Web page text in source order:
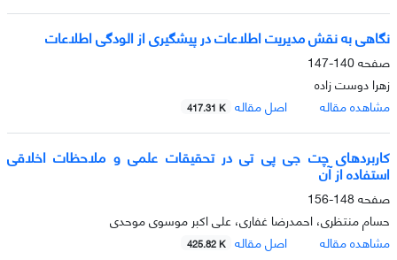
نگاهی به نقش مدیریت اطلاعات در پیشگیری از الودگی اطلاعات
صفحه140-147
زهرا دوست زاده
مشاهده مقاله
اصل مقاله 417.31 K
کاربردهای چت جی پی تی در تحقیقات علمی و ملاحظات اخلاقی
استفاده از آن
صفحه148-156
حسام منتظری، احمدرضا غفاری، علی اکبر موسوی موحدی
مشاهده مقاله
اصل مقاله 425.82 K